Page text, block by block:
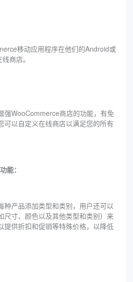
移动应用程序在他们的Android或
商店。
强WooCommerce商店的功能，有免
可以自定义在线商店以满足您的所有
能：
种产品添加类型和类别，用户还可以
尺寸、颜色以及其他类型和类别）来
提供折扣和促销等特殊价格，以降低